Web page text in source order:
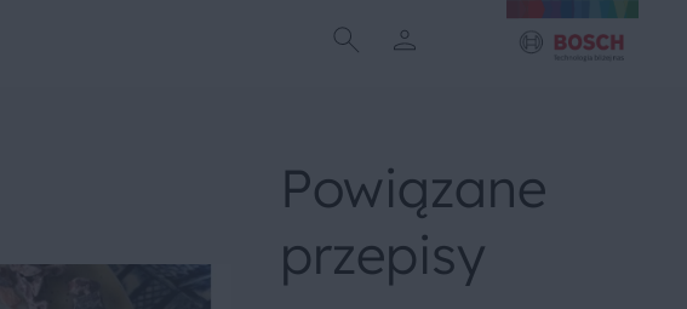
Powiązane
przepisy